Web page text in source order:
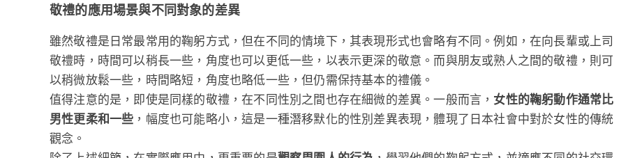
敬禮的應用場景與不同對象的差異
雖然敬禮是日常最常用的鞠躬方式，但在不同的情境下，其表現形式也會略有不同。例如，在向長輩或上司
敬禮時，時間可以稍長一些，角度也可以更低一些，以表示更深的敬意。而與朋友或熟人之間的敬禮，則可
以稍微放鬆一些，時間略短，角度也略低一些，但仍需保持基本的禮儀。
值得注意的是，即使是同樣的敬禮，在不同性別之間也存在細微的差異。一般而言， 女性的鞠躬動作通常比
男性更柔和一些 ，幅度也可能略小，這是一種潛移默化的性別差異表現，體現了日本社會中對於女性的傳統
觀念。